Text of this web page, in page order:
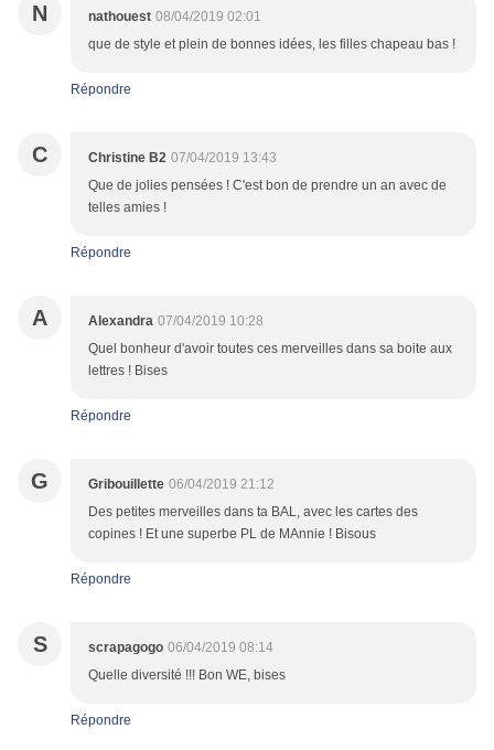
N nathouest 08/04/2019 02:01
que de style et plein de bonnes idées, les filles chapeau bas !
Répondre
C Christine B2 07/04/2019 13:43
Que de jolies pensées ! C'est bon de prendre un an avec de
telles amies !
Répondre
A Alexandra 07/04/2019 10:28
Quel bonheur d'avoir toutes ces merveilles dans sa boite aux
lettres ! Bises
Répondre
G Gribouillette 06/04/2019 21:12
Des petites merveilles dans ta BAL, avec les cartes des
copines ! Et une superbe PL de MAnnie ! Bisous
Répondre
S scrapagogo 06/04/2019 08:14
Quelle diversité !!! Bon WE, bises
Répondre